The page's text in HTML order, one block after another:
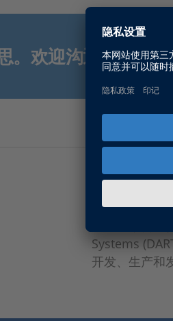
。欢迎沟通交流：
雷达测试系统
进一步了解
过程中，雷
Systems
开发、生产和